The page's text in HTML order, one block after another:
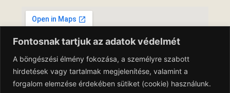
Fontosnak tartjuk az adatok védelmét
A böngészési élmény fokozása, a személyre szabott
hirdetések vagy tartalmak megjelenítése, valamint a
forgalom elemzése érdekében sütiket (cookie) használunk.